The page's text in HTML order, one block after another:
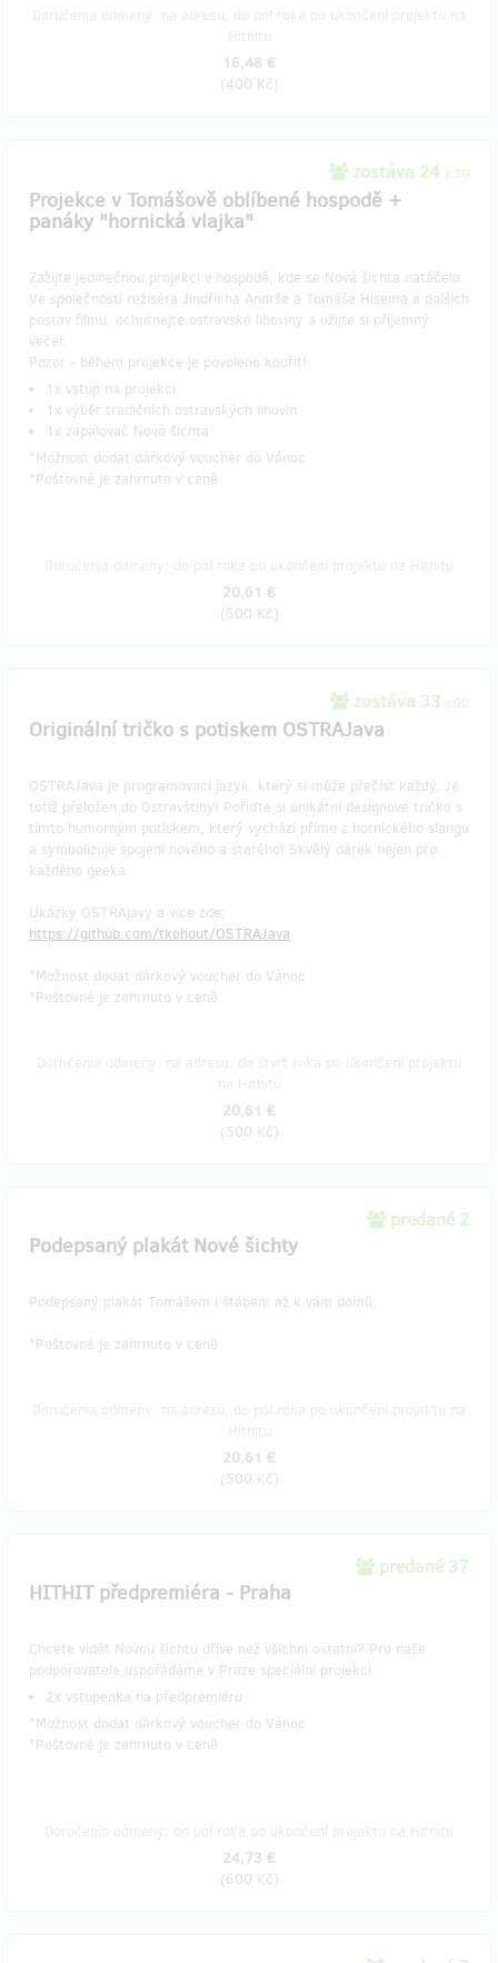
16,48 €
(400 Kč)
zostáva 24 z 30
Projekce v Tomášově oblíbené hospodě +
panáky "hornická vlajka"
Zažijte jedinečnou projekci v hospodě, kde se Nová šichta natáčela.
Ve společnosti režiséra Jindřicha Andrše a Tomáše Hisema a dalších
postav filmu, ochutnejte ostravské lihoviny a užijte si příjemný
večer.
Pozor - během projekce je povoleno kouřit!
1x vstup na projekci
1x výběr tradičních ostravských lihovin
1x zapalovač Nová šichta
*Možnost dodat dárkový voucher do Vánoc
​*Poštovné je zahrnuto v ceně
20,61 €
(500 Kč)
zostáva 33 z 50
Originální tričko s potiskem OSTRAJava
OSTRAJava je programovací jazyk, který si může přečíst každý. Je
totiž přeložen do Ostravštiny! Pořiďte si unikátní designové tričko s
tímto humorným potiskem, který vychází přímo z hornického slangu
a symbolizuje spojení nového a starého! Skvělý dárek nejen pro
každého geeka.
Ukázky OSTRAjavy a více zde:
https://github.com/tkohout/OSTRAJava
*Možnost dodat dárkový voucher do Vánoc
*Poštovné je zahrnuto v ceně
20,61 €
(500 Kč)
predané 2
Podepsaný plakát Nové šichty
Podepsaný plakát Tomášem i štábem až k vám domů.
*Poštovné je zahrnuto v ceně
20,61 €
(500 Kč)
predané 37
HITHIT předpremiéra - Praha
Chcete vidět Novou šichtu dříve než všichni ostatní? Pro naše
podporovatele uspořádáme v Praze speciální projekci.
​2x vstupenka na předpremiéru
*Možnost dodat dárkový voucher do Vánoc
​*Poštovné je zahrnuto v ceně
24,73 €
(600 Kč)